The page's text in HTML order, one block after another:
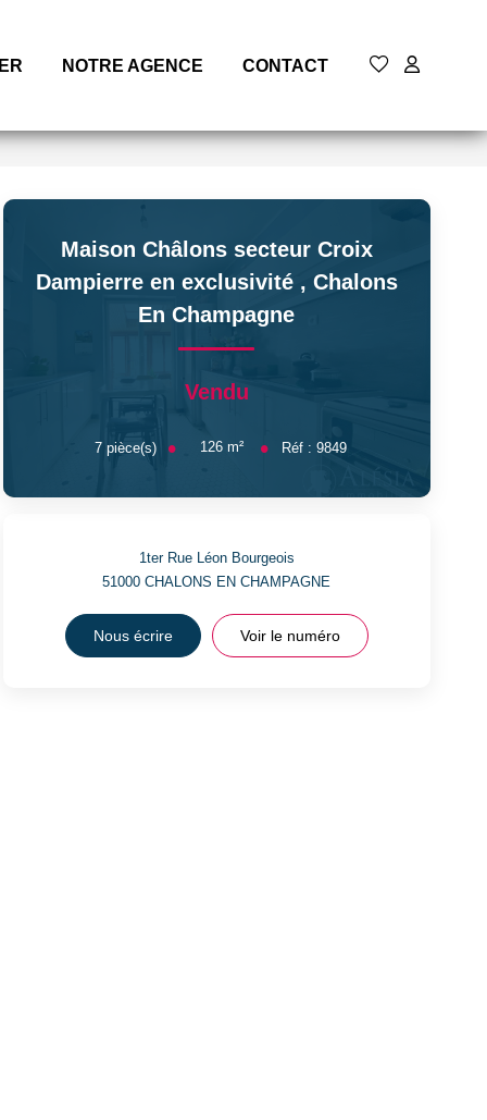
NOTRE AGENCE CONTACT
Maison Châlons secteur Croix
Dampierre en exclusivité , Chalons
En Champagne
Vendu
7pièce(s) 126m² Réf :9849
1ter Rue Léon Bourgeois
51000CHALONS EN CHAMPAGNE
Nous écrire Voir le numéro